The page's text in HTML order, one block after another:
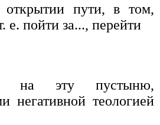
открытии пути, в том,
е. пойти за..., перейти
на эту пустыню,
негативной теологией